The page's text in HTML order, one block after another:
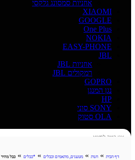
אוזניות סמסונג גלקסי
XIAOMI
GOOGLE
One Plus
NOKIA
EASY-PHONE
JBL
אוזניות JBL
רמקולים JBL
GOPRO
נגן המנגן
HP
SONY סוני
OLA סטוק
דף הבית » חנות » מטענים, מתאמים וכבלים » *כבלים »